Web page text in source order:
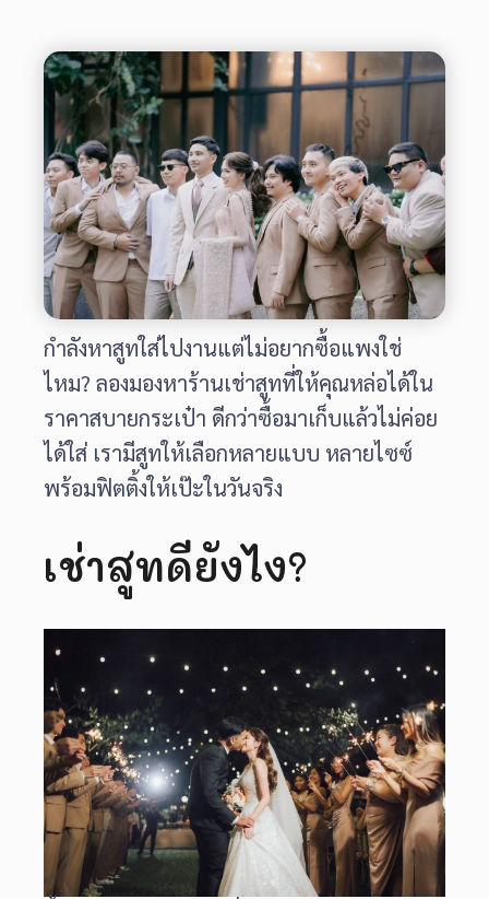
กำลังหาสูทใส่ไปงานแต่ไม่อยากซื้อแพงใช่
ไหม? ลองมองหาร้านเช่าสูทที่ให้คุณหล่อได้ใน
ราคาสบายกระเป๋า ดีกว่าซื้อมาเก็บแล้วไม่ค่อย
ได้ใส่ เรามีสูทให้เลือกหลายแบบ หลายไซซ์
พร้อมฟิตติ้งให้เป๊ะในวันจริง
เช่าสูทดียังไง?